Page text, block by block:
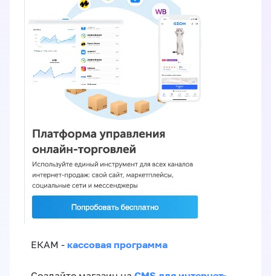
ЕКАМ - кассовая программа